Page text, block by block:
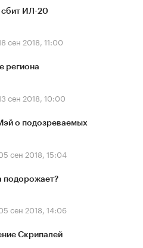
сбит ИЛ-20
сен 2018, 11:00
региона
сен 2018, 10:00
о подозреваемых
сен 2018, 15:04
подорожает?
сен 2018, 14:06
Скрипалей